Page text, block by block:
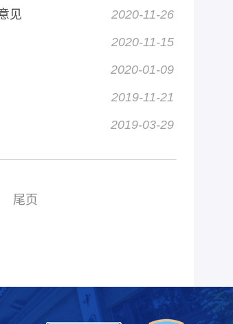
见
2020-11-26
2020-11-15
2020-01-09
2019-11-21
2019-03-29
尾页